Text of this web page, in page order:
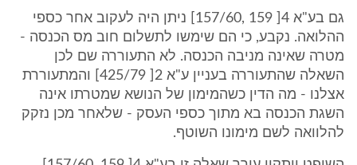
גם בע"א 4[ 159 ,157/60] ניתן היה לעקוב אחר כספי
ההלואה. נקבע, כי הם שימשו לתשלום חוב מס הכנסה -
מטרה שאינה מניבה הכנסה. לא התעוררה שם לכן
השאלה שהתעוררה בעניין ע"א 2[ 425/79] והמתעוררת
אצלנו - מה הדין כשהמימון של הנושא שמטרתו אינה
השגת הכנסה בא מתוך כספי העסק - שלאחר מכן נזקק
להלוואה לשם מימונו השוטף.